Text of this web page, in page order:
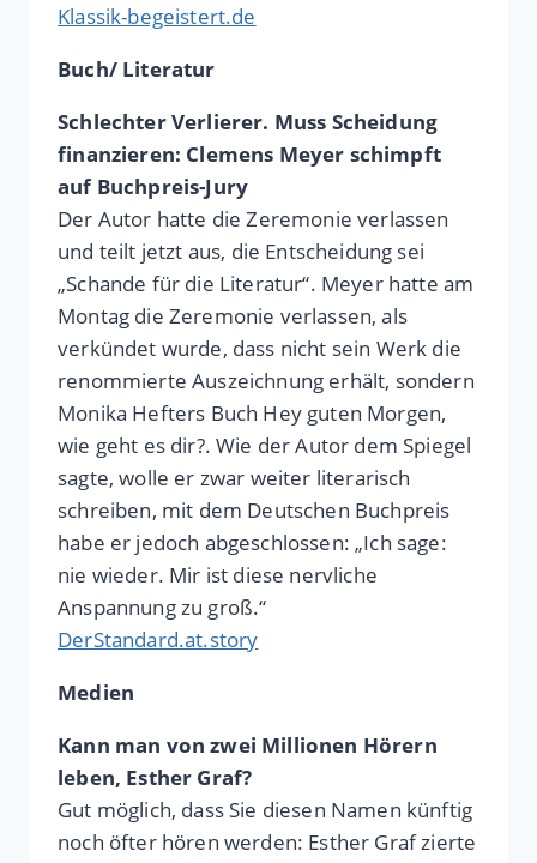
Klassik-begeistert.de
Buch/ Literatur
Schlechter Verlierer. Muss Scheidung
finanzieren: Clemens Meyer schimpft
auf Buchpreis-Jury
Der Autor hatte die Zeremonie verlassen
und teilt jetzt aus, die Entscheidung sei
„Schande für die Literatur“. Meyer hatte am
Montag die Zeremonie verlassen, als
verkündet wurde, dass nicht sein Werk die
renommierte Auszeichnung erhält, sondern
Monika Hefters Buch Hey guten Morgen,
wie geht es dir?. Wie der Autor dem Spiegel
sagte, wolle er zwar weiter literarisch
schreiben, mit dem Deutschen Buchpreis
habe er jedoch abgeschlossen: „Ich sage:
nie wieder. Mir ist diese nervliche
Anspannung zu groß.“
DerStandard.at.story
Medien
Kann man von zwei Millionen Hörern
leben, Esther Graf?
Gut möglich, dass Sie diesen Namen künftig
noch öfter hören werden: Esther Graf zierte